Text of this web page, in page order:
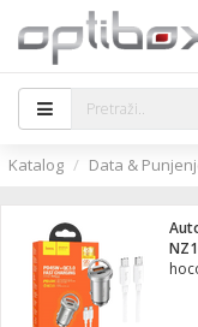
pribor
i pribor
svetla
grla
- Analogija
- IP
Katalog Data &